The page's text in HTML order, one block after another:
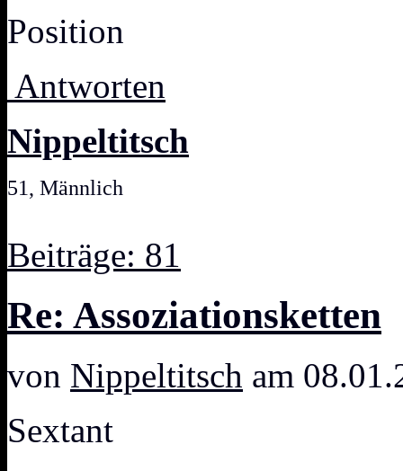
Position
Antworten
Nippeltitsch
51, Männlich
Beiträge: 81
Re: Assoziationsketten
von Nippeltitsch am
Sextant